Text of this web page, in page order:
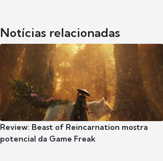
Notícias relacionadas
Review: Beast of Reincarnation mostra
potencial da Game Freak